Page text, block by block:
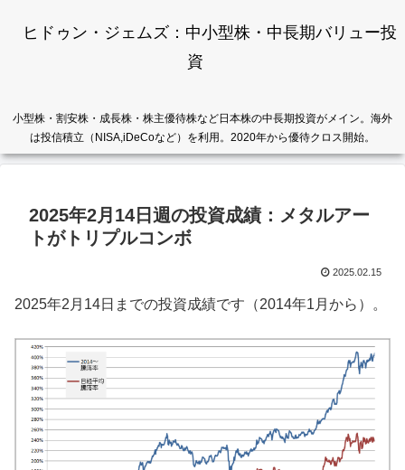
ヒドゥン・ジェムズ：中小型株・中長期バリュー投
資
小型株・割安株・成長株・株主優待株など日本株の中長期投資がメイン。海外
は投信積立（NISA,iDeCoなど）を利用。2020年から優待クロス開始。
2025年2月14日週の投資成績：メタルアー
トがトリプルコンボ
2025.02.15
2025年2月14日までの投資成績です（2014年1月から）。